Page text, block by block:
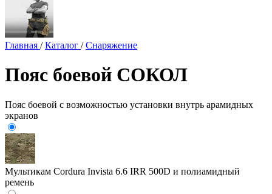
Главная / Каталог / Снаряжение
Пояс боевой СОКОЛ
Пояс боевой с возможностью установки внутрь арамидных
экранов
Мультикам Cordura Invista 6.6 IRR 500D и полиамидный
ремень